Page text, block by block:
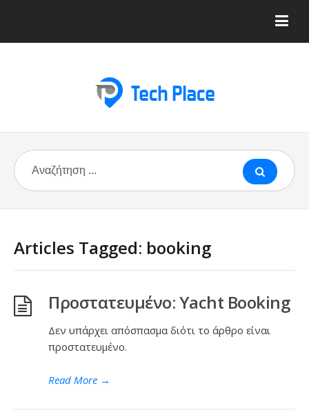
Articles Tagged: booking
Πρoστατευμένο: Yacht Booking
Δεν υπάρχει απόσπασμα διότι το άρθρο είναι
προστατευμένο.
Read More →